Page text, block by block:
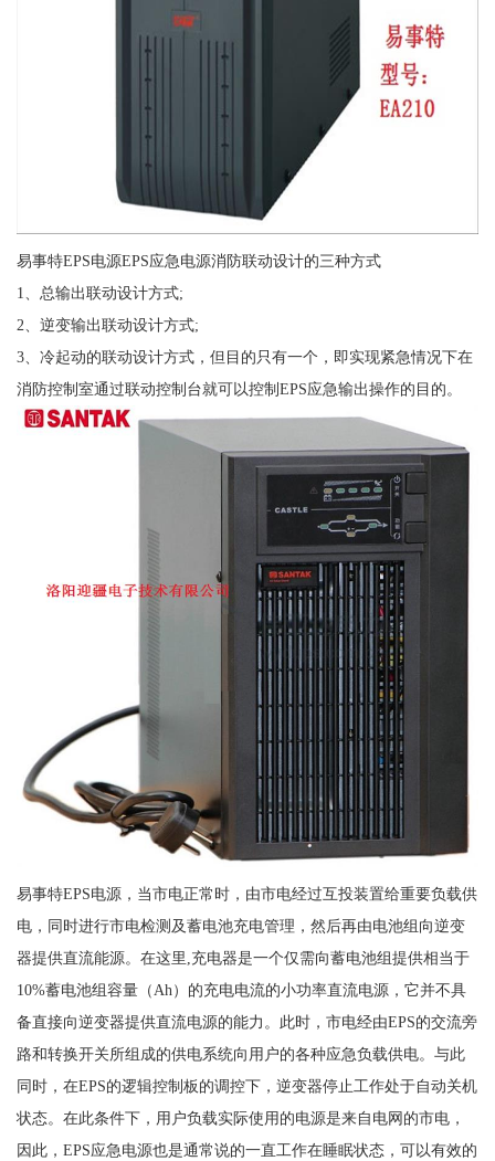
易事特EPS电源EPS应急电源消防联动设计的三种方式
1、总输出联动设计方式;
2、逆变输出联动设计方式;
3、冷起动的联动设计方式，但目的只有一个，即实现紧急情况下在
消防控制室通过联动控制台就可以控制EPS应急输出操作的目的。
易事特EPS电源，当市电正常时，由市电经过互投装置给重要负载供
电，同时进行市电检测及蓄电池充电管理，然后再由电池组向逆变
器提供直流能源。在这里,充电器是一个仅需向蓄电池组提供相当于
10%蓄电池组容量（Ah）的充电电流的小功率直流电源，它并不具
备直接向逆变器提供直流电源的能力。此时，市电经由EPS的交流旁
路和转换开关所组成的供电系统向用户的各种应急负载供电。与此
同时，在EPS的逻辑控制板的调控下，逆变器停止工作处于自动关机
状态。在此条件下，用户负载实际使用的电源是来自电网的市电，
因此，EPS应急电源也是通常说的一直工作在睡眠状态，可以有效的